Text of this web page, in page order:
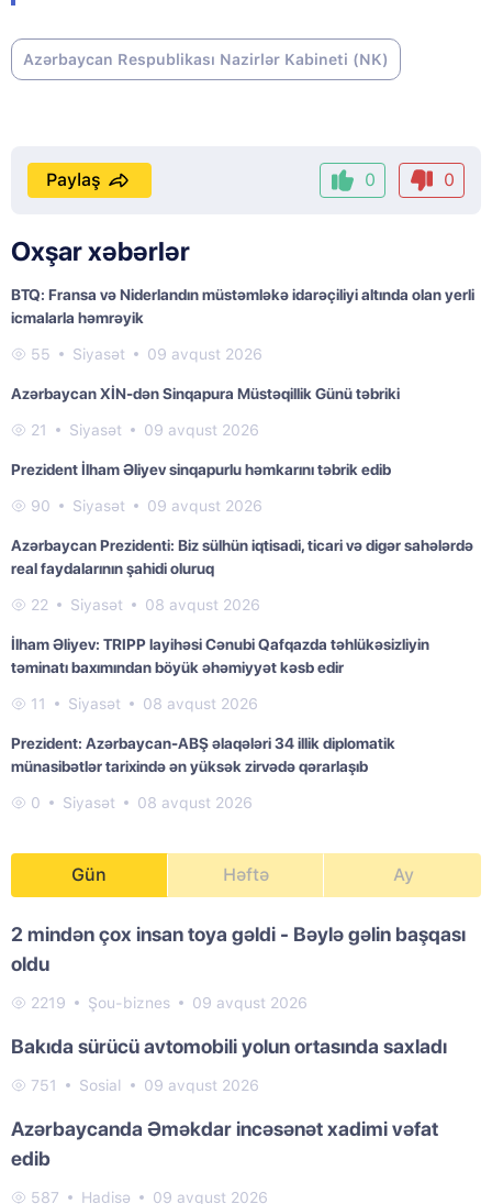
Azərbaycan Respublikası Nazirlər Kabineti (NK)
0 0
Paylaş
Oxşar xəbərlər
BTQ: Fransa və Niderlandın müstəmləkə idarəçiliyi altında olan yerli
icmalarla həmrəyik
55 Siyasət 09 avqust 2026
Azərbaycan XİN-dən Sinqapura Müstəqillik Günü təbriki
21 Siyasət 09 avqust 2026
Prezident İlham Əliyev sinqapurlu həmkarını təbrik edib
90 Siyasət 09 avqust 2026
Azərbaycan Prezidenti: Biz sülhün iqtisadi, ticari və digər sahələrdə
real faydalarının şahidi oluruq
22 Siyasət 08 avqust 2026
İlham Əliyev: TRIPP layihəsi Cənubi Qafqazda təhlükəsizliyin
təminatı baxımından böyük əhəmiyyət kəsb edir
11 Siyasət 08 avqust 2026
Prezident: Azərbaycan-ABŞ əlaqələri 34 illik diplomatik
münasibətlər tarixində ən yüksək zirvədə qərarlaşıb
0 Siyasət 08 avqust 2026
Gün Həftə Ay
2 mindən çox insan toya gəldi - Bəylə gəlin başqası
oldu
2219 Şou-biznes 09 avqust 2026
Bakıda sürücü avtomobili yolun ortasında saxladı
751 Sosial 09 avqust 2026
Azərbaycanda Əməkdar incəsənət xadimi vəfat
edib
587 Hadisə 09 avqust 2026